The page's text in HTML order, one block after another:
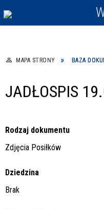
MAPA STRONY BAZA
JADŁOSPIS
Rodzaj dokumentu
Zdjęcia Posiłków
Dziedzina
Brak